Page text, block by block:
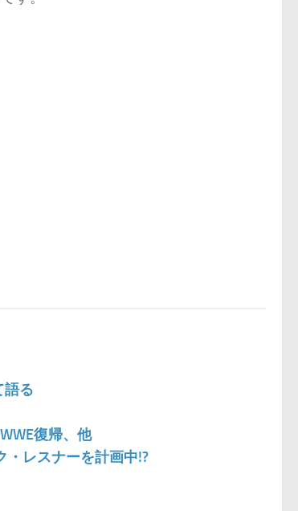
語る
復帰、他
・レスナーを計画中!?